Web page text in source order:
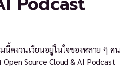
มนี้คงวนเวียนอยู่ในใจของหลาย ๆ คน
Source Cloud & AI Podcast